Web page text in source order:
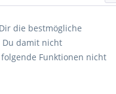
30,49
6.6
die bestmögliche
Du damit nicht
Funktionen nicht